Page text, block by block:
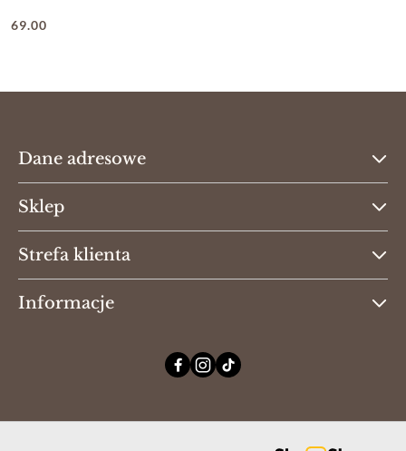
Cena:
69.00
Dane adresowe
Sklep
Strefa klienta
Informacje